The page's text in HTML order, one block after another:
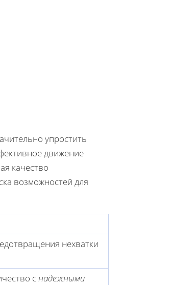
упростить
движение
качество
возможностей для
нехватки
снадежными